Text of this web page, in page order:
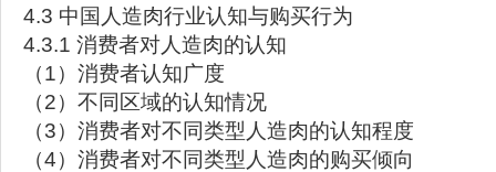
4.3 中国人造肉行业认知与购买行为
4.3.1 消费者对人造肉的认知
（1）消费者认知广度
（2）不同区域的认知情况
（3）消费者对不同类型人造肉的认知程度
（4）消费者对不同类型人造肉的购买倾向